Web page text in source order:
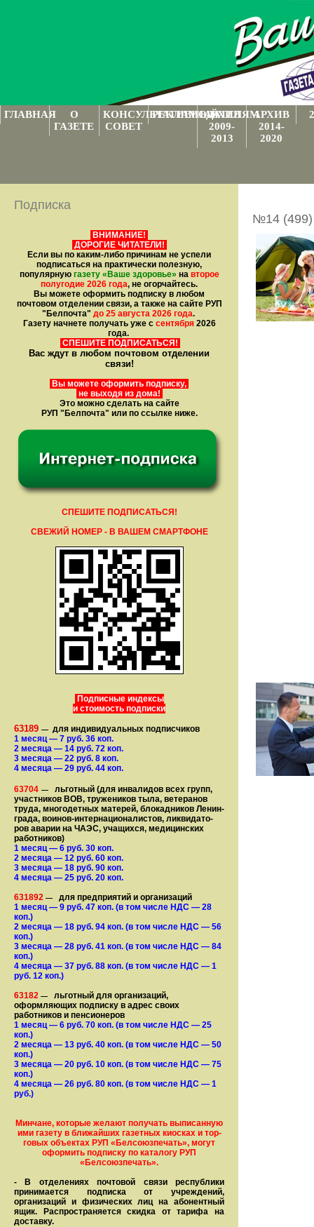
ГЛАВНАЯ
О
ГАЗЕТЕ
КОНСУЛЬТАТИВНЫЙ
СОВЕТ
РЕКЛАМОДАТЕЛЯМ
АРХИВ
2009-
2013
АРХИВ
2014-
2020
Подписка
ВНИМАНИЕ!
ДОРОГИЕ ЧИТАТЕЛИ!
Если вы по каким-либо причинам не успели
подписаться на практически полезную,
популярную газету «Ваше здоровье» на второе
полугодие 2026 года, не огорчайтесь.
Вы можете оформить подписку в любом
почтовом отделении связи, а также на сайте РУП
"Белпочта" до 25 августа 2026 года.
Газету начнете получать уже с сентября2026
года.
СПЕШИТЕ ПОДПИСАТЬСЯ!
Вас ждут в любом почтовом отделении
связи!
Вы можете оформить подписку,
не выходя из дома!
Это можно сделать на сайте
РУП "Белпочта" или по ссылке ниже.
СПЕШИТЕ ПОДПИСАТЬСЯ!
СВЕЖИЙ НОМЕР - В ВАШЕМ СМАРТФОНЕ
Подписные индексы
и стоимость подписки
63189 — для индивидуальных подписчиков
1 месяц— 7 руб. 36 коп.
2 месяца — 14 руб. 72 коп.
3 месяца — 22 руб. 8 коп.
4 месяца — 29 руб. 44 коп.
63704 —
льготный (для ин­ва­лидов всех групп,
участ­ников ВОВ, труже­ни­ков тыла, ветеранов
труда, мно­го­­детных матерей, бло­­кад­ни­ков Ле­нин­
града, воинов-интернаци­о­на­­ли­стов, лик­ви­да­то­
ров аварии на ЧАЭС, уча­щихся, медицинских
работников)
1 месяц— 6 руб. 30 коп.
2 месяца — 12 руб. 60 коп.
3 месяца — 18 руб. 90 коп.
4 месяца — 25 руб. 20 коп.
631892 —
для предприятий и организаций
1 месяц— 9 руб. 47 коп. (в том числе НДС — 28
коп.)
2 месяца — 18 руб. 94 коп. (в том числе НДС — 56
коп.)
3 месяца — 28 руб. 41 коп. (в том числе НДС — 84
коп.)
4 месяца — 37 руб. 88 коп. (в том числе НДС — 1
руб. 12 коп.)
63182 —
льготный для организаций,
оформляющих подписку в адрес своих
работников и пенсионеров
1 месяц— 6 руб. 70 коп. (в том числе НДС — 25
коп.)
2 месяца — 13 руб. 40 коп. (в том числе НДС — 50
коп.)
3 месяца — 20 руб. 10 коп. (в том числе НДС — 75
коп.)
4 месяца — 26 руб. 80 коп. (в том числе НДС — 1
руб.)
Минчане, которые желают получать вы­писанную
ими газету в бли­жай­ших газет­ных киосках и тор­
го­вых объе­ктах РУП «Белсоюзпечать», могут
оформить под­пис­ку по ка­та­ло­гу РУП
«Белсоюзпечать».
- В отделениях почтовой связи рес­пуб­лики
принимается подписка от учреждений,
организаций и фи­зи­ческих лиц на абонентный
ящик. Распространяется скидка от тарифа на
доставку.
№14 (499)